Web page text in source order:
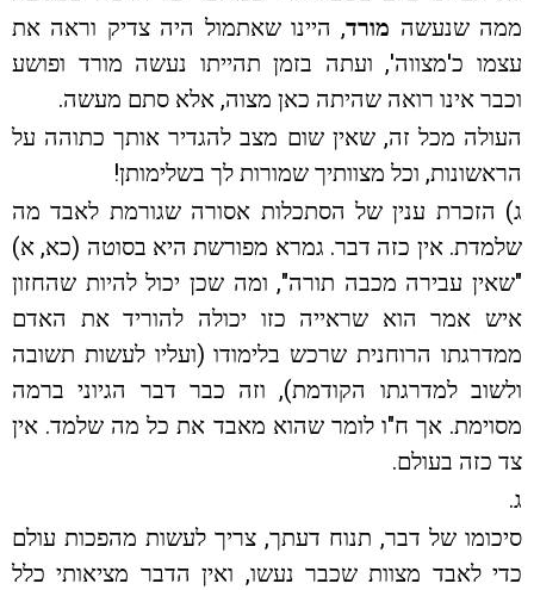
ממה שנעשה מורד, היינו שאתמול היה צדיק וראה את
עצמו כ'מצווה', ועתה בזמן תהייתו נעשה מורד ופושע
וכבר אינו רואה שהיתה כאן מצוה, אלא סתם מעשה.
העולה מכל זה, שאין שום מצב להגדיר אותך כתוהה על
הראשונות, וכל מצוותיך שמורות לך בשלימותן!
ג) הזכרת ענין של הסתכלות אסורה שגורמת לאבד מה
שלמדת. אין כזה דבר. גמרא מפורשת היא בסוטה (כא, א)
"שאין עבירה מכבה תורה", ומה שכן יכול להיות שהחזון
איש אמר הוא שראייה כזו יכולה להוריד את האדם
ממדרגתו הרוחנית שרכש בלימודו (ועליו לעשות תשובה
ולשוב למדרגתו הקודמת), וזה כבר דבר הגיוני ברמה
מסוימת. אך ח"ו לומר שהוא מאבד את כל מה שלמד. אין
צד כזה בעולם.
ג.
סיכומו של דבר, תנוח דעתך, צריך לעשות מהפכות עולם
כדי לאבד מצוות שכבר נעשו, ואין הדבר מציאותי כלל